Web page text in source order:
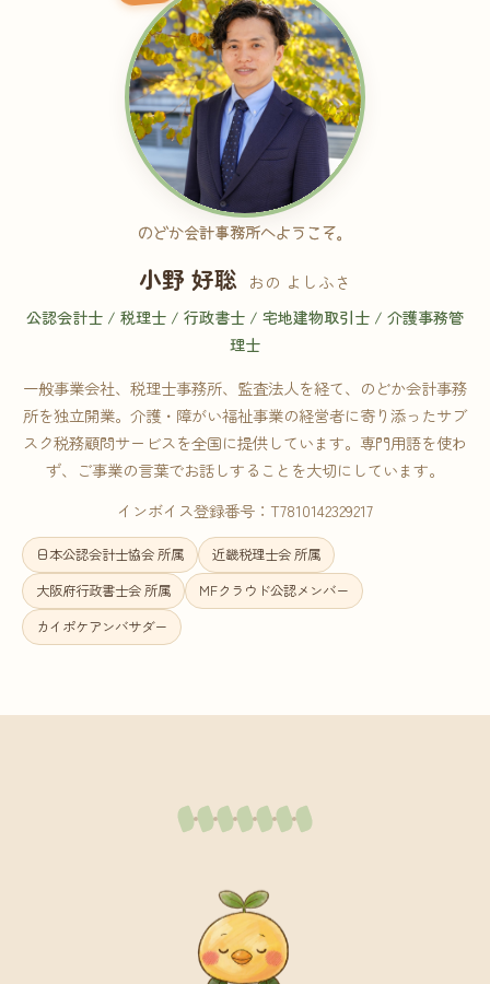
のどか会計事務所へようこそ。
小野 好聡 おの よしふさ
公認会計士 / 税理士 / 行政書士 / 宅地建物取引士 / 介護事務管
理士
一般事業会社、税理士事務所、監査法人を経て、のどか会計事務
所を独立開業。介護・障がい福祉事業の経営者に寄り添ったサブ
スク税務顧問サービスを全国に提供しています。専門用語を使わ
ず、ご事業の言葉でお話しすることを大切にしています。
インボイス登録番号：T7810142329217
日本公認会計士協会 所属
近畿税理士会 所属
大阪府行政書士会 所属
MFクラウド公認メンバー
カイポケアンバサダー